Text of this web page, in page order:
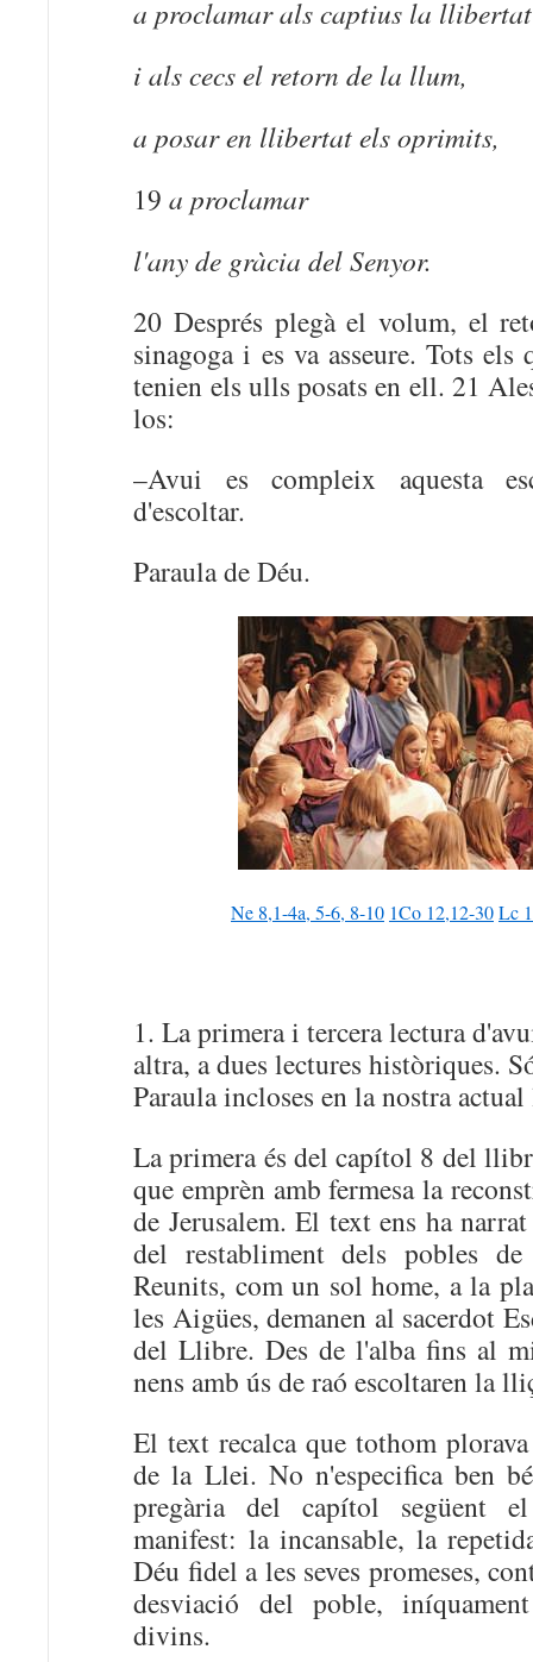
a proclamar als captius la llibertat
i als cecs el retorn de la llum,
a posar en llibertat els oprimits,
19a proclamar
l'any de gràcia del Senyor.
20 Després plegà el volum, el
sinagoga i es va asseure. Tots
tenien els ulls posats en ell. 21
los:
–Avui es compleix aquesta
d'escoltar.
Paraula de Déu.
Ne 8,1-4a, 5-6, 8-10 1Co 12,12-30Lc
1. La primera i tercera lectura
altra, a dues lectures històriques.
Paraula incloses en la nostra
La primera és del capítol 8 del
que emprèn amb fermesa la
de Jerusalem. El text ens ha
del restabliment dels pobles
Reunits, com un sol home, a la
les Aigües, demanen al sacerdot
del Llibre. Des de l'alba fins al
nens amb ús de raó escoltaren la
El text recalca que tothom
de la Llei. No n'especifica ben
pregària del capítol següent
manifest: la incansable, la
Déu fidel a les seves promeses,
desviació del poble,
divins.